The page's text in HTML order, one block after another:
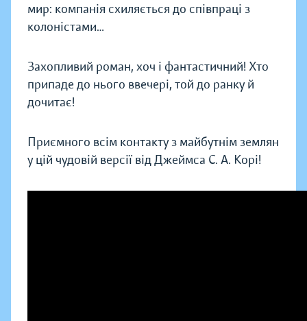
мир: компанія схиляється до співпраці з
колоністами…
Захопливий роман, хоч і фантастичний! Хто
припаде до нього ввечері, той до ранку й
дочитає!
Приємного всім контакту з майбутнім землян
у цій чудовій версії від Джеймса С. А. Корі!